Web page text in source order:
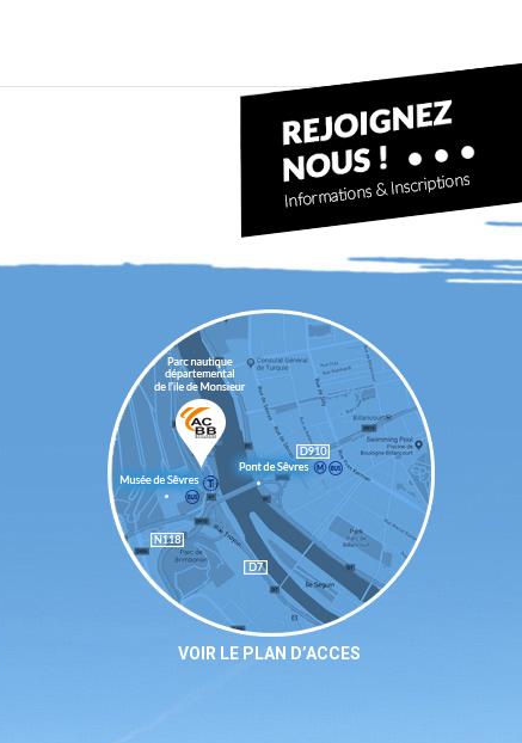
Séance Kayak
VOIR LE PLAN D’ACCES